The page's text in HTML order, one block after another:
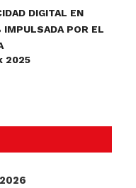
DIGITAL EN
IMPULSADA POR EL
2025